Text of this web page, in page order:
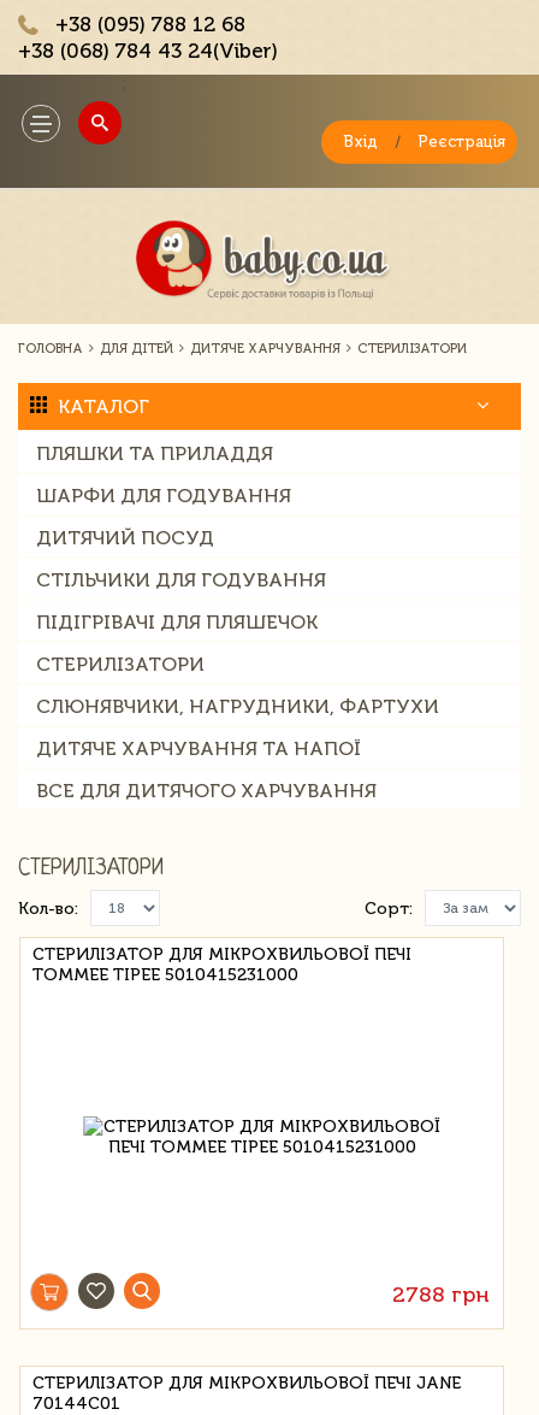
+38 (095) 788 12 68
+38 (068) 784 43 24(Viber)
Toggle
navigation
Вхід / Реєстрація
ГОЛОВНА ДЛЯ ДІТЕЙ ДИТЯЧЕ ХАРЧУВАННЯ СТЕРИЛІЗАТОРИ
КАТАЛОГ
ПЛЯШКИ ТА ПРИЛАДДЯ
ШАРФИ ДЛЯ ГОДУВАННЯ
ДИТЯЧИЙ ПОСУД
СТІЛЬЧИКИ ДЛЯ ГОДУВАННЯ
ПІДІГРІВАЧІ ДЛЯ ПЛЯШЕЧОК
СТЕРИЛІЗАТОРИ
СЛЮНЯВЧИКИ, НАГРУДНИКИ, ФАРТУХИ
ДИТЯЧЕ ХАРЧУВАННЯ ТА НАПОЇ
ВСЕ ДЛЯ ДИТЯЧОГО ХАРЧУВАННЯ
СТЕРИЛІЗАТОРИ
Кол-во: Сорт:
СТЕРИЛІЗАТОР ДЛЯ МІКРОХВИЛЬОВОЇ ПЕЧІ
TOMMEE TIPEE 5010415231000
2788 грн
СТЕРИЛІЗАТОР ДЛЯ МІКРОХВИЛЬОВОЇ ПЕЧІ JANE
70144C01